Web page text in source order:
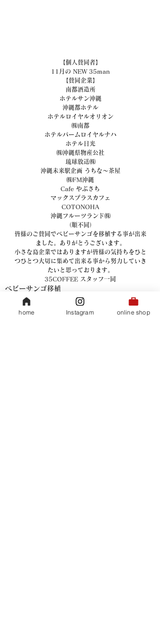
【個人賛同者】
11月の NEW 35man
【賛同企業】
南都酒造所
ホテルサン沖縄
沖縄都ホテル
ホテルロイヤルオリオン
㈱南都
ホテルパームロイヤルナハ
ホテル日光
㈱沖縄県物産公社
琉球放送㈱
沖縄未来駅企画 うちな～茶屋
㈱FM沖縄
Cafe やぶさち
マックスプラスカフェ
COTONOHA
沖縄フルーツランド㈱
（順不同）
皆様のご賛同でベビーサンゴを移植する事が出来
ました。ありがとうございます。
小さな島企業ではありますが皆様の気持ちをひと
つひとつ大切に集めて出来る事から努力していき
たいと思っております。
35COFFEE スタッフ一同
ベビーサンゴ移植
home Instagram online shop